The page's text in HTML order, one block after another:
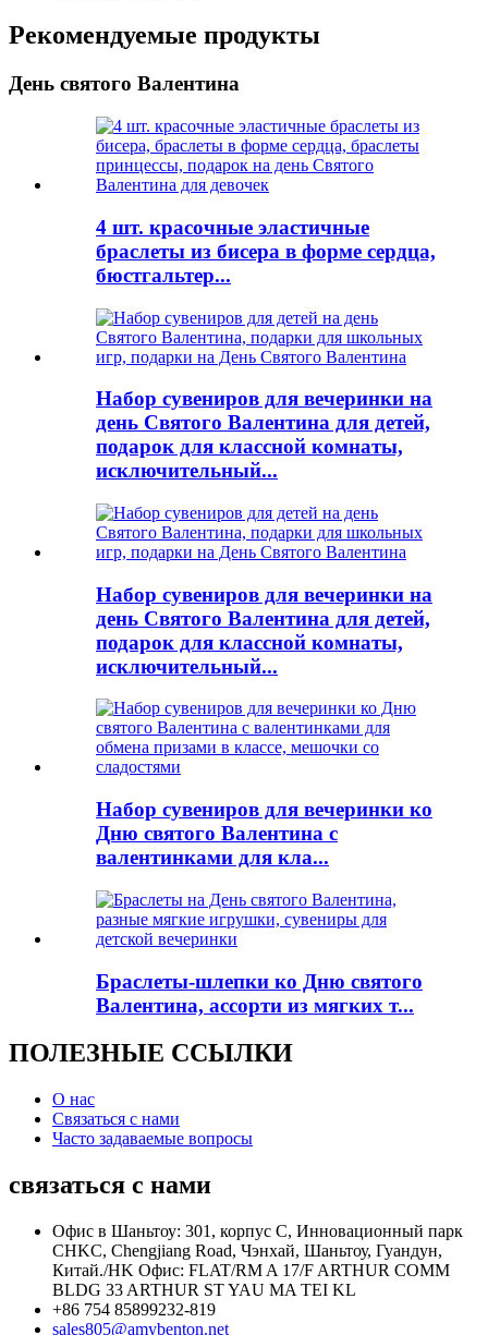
Рекомендуемые продукты
День святого Валентина
4 шт. красочные эластичные
браслеты из бисера в форме сердца,
бюстгальтер...
Набор сувениров для вечеринки на
день Святого Валентина для детей,
подарок для классной комнаты,
исключительный...
Набор сувениров для вечеринки на
день Святого Валентина для детей,
подарок для классной комнаты,
исключительный...
Набор сувениров для вечеринки ко
Дню святого Валентина с
валентинками для кла...
Браслеты-шлепки ко Дню святого
Валентина, ассорти из мягких т...
ПОЛЕЗНЫЕ ССЫЛКИ
О нас
Связаться с нами
Часто задаваемые вопросы
связаться с нами
Офис в Шаньтоу: 301, корпус C, Инновационный парк
CHKC, Chengjiang Road, Чэнхай, Шаньтоу, Гуандун,
Китай./HK Офис: FLAT/RM A 17/F ARTHUR COMM
BLDG 33 ARTHUR ST YAU MA TEI KL
+86 754 85899232-819
sales805@amybenton.net